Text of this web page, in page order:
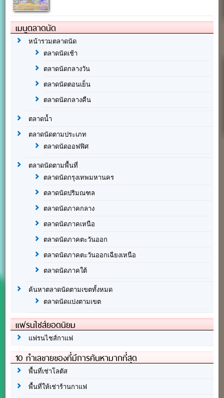
เมนูตลาดนัด
หน้ารวมตลาดนัด
ตลาดนัดเช้า
ตลาดนัดกลางวัน
ตลาดนัดตอนเย็น
ตลาดนัดกลางคืน
ตลาดน้ำ
ตลาดนัดตามประเภท
ตลาดนัดออฟฟิศ
ตลาดนัดตามพื้นที่
ตลาดนัดกรุงเทพมหานคร
ตลาดนัดปริมณฑล
ตลาดนัดภาคกลาง
ตลาดนัดภาคเหนือ
ตลาดนัดภาคตะวันออก
ตลาดนัดภาคตะวันออกเฉียงเหนือ
ตลาดนัดภาคใต้
ค้นหาตลาดนัดตามเขตทั้งหมด
ตลาดนัดแบ่งตามเขต
แฟรนไชส์ยอดนิยม
แฟรนไชส์กาแฟ
10 ทำเลขายของที่มีการค้นหามากที่สุด
พื้นที่เช่าโลตัส
พื้นที่ให้เช่าร้านกาแฟ